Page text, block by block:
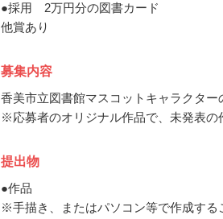
●採用 2万円分の図書カード
他賞あり
募集内容
香美市立図書館マスコットキャラクター
※応募者のオリジナル作品で、未発表の
提出物
●作品
※手描き、またはパソコン等で作成する